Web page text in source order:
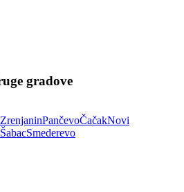
gradove
ZrenjaninPančevoČačakNovi
ŠabacSmederevo